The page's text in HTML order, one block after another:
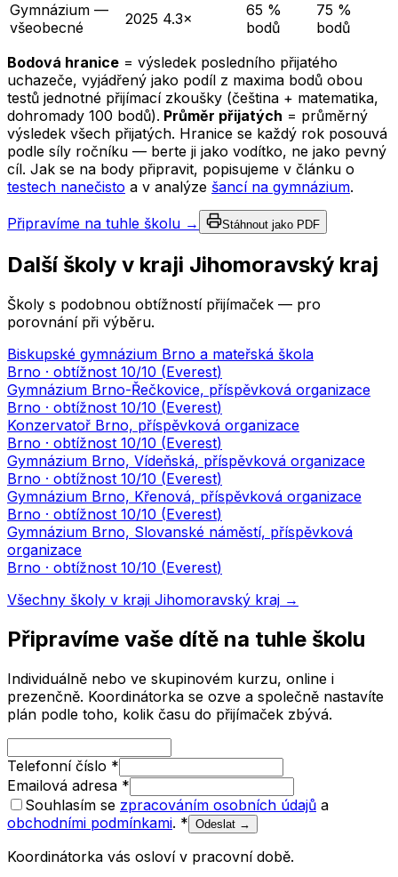
Gymnázium —
všeobecné
2025 4.3×
65 %
bodů
75 %
bodů
Bodová hranice = výsledek posledního přijatého
uchazeče, vyjádřený jako podíl z maxima bodů obou
testů jednotné přijímací zkoušky (čeština + matematika,
dohromady 100 bodů). Průměr přijatých = průměrný
výsledek všech přijatých. Hranice se každý rok posouvá
podle síly ročníku — berte ji jako vodítko, ne jako pevný
cíl. Jak se na body připravit, popisujeme v článku o
testech nanečisto a v analýze šancí na gymnázium.
Připravíme na tuhle školu → Stáhnout jako PDF
Další školy v kraji Jihomoravský kraj
Školy s podobnou obtížností přijímaček — pro
porovnání při výběru.
Biskupské gymnázium Brno a mateřská škola
Brno · obtížnost 10/10 (Everest)
Gymnázium Brno-Řečkovice, příspěvková organizace
Brno · obtížnost 10/10 (Everest)
Konzervatoř Brno, příspěvková organizace
Brno · obtížnost 10/10 (Everest)
Gymnázium Brno, Vídeňská, příspěvková organizace
Brno · obtížnost 10/10 (Everest)
Gymnázium Brno, Křenová, příspěvková organizace
Brno · obtížnost 10/10 (Everest)
Gymnázium Brno, Slovanské náměstí, příspěvková
organizace
Brno · obtížnost 10/10 (Everest)
Všechny školy v kraji Jihomoravský kraj →
Připravíme vaše dítě na tuhle školu
Individuálně nebo ve skupinovém kurzu, online i
prezenčně. Koordinátorka se ozve a společně nastavíte
plán podle toho, kolik času do přijímaček zbývá.
Telefonní číslo *
Emailová adresa *
Souhlasím se zpracováním osobních údajů a
obchodními podmínkami. * Odeslat →
Koordinátorka vás osloví v pracovní době.